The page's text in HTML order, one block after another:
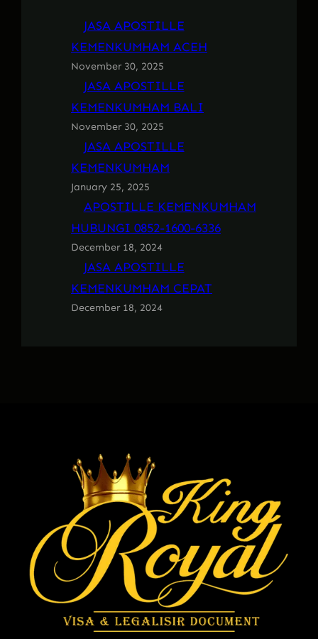
JASA APOSTILLE
KEMENKUMHAM ACEH
November 30, 2025
JASA APOSTILLE
KEMENKUMHAM BALI
November 30, 2025
JASA APOSTILLE
KEMENKUMHAM
January 25, 2025
APOSTILLE KEMENKUMHAM
HUBUNGI 0852-1600-6336
December 18, 2024
JASA APOSTILLE
KEMENKUMHAM CEPAT
December 18, 2024